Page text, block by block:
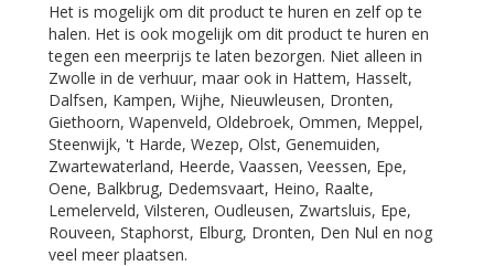
Het is mogelijk om dit product te huren en zelf op te
halen. Het is ook mogelijk om dit product te huren en
tegen een meerprijs te laten bezorgen. Niet alleen in
Zwolle in de verhuur, maar ook in Hattem, Hasselt,
Dalfsen, Kampen, Wijhe, Nieuwleusen, Dronten,
Giethoorn, Wapenveld, Oldebroek, Ommen, Meppel,
Steenwijk, 't Harde, Wezep, Olst, Genemuiden,
Zwartewaterland, Heerde, Vaassen, Veessen, Epe,
Oene, Balkbrug, Dedemsvaart, Heino, Raalte,
Lemelerveld, Vilsteren, Oudleusen, Zwartsluis, Epe,
Rouveen, Staphorst, Elburg, Dronten, Den Nul en nog
veel meer plaatsen.